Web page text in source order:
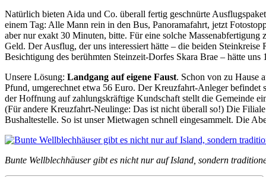
Natürlich bieten Aida und Co. überall fertig geschnürte
einem Tag: Alle Mann rein in den Bus, Panoramafahrt, jetzt
aber nur exakt 30 Minuten, bitte. Für eine solche
Geld. Der Ausflug, der uns interessiert hätte – die beiden
Besichtigung des berühmten Steinzeit-Dorfes Skara Brae – hätte uns
Unsere Lösung: Landgang auf eigene Faust. Schon von zu Hause
Pfund, umgerechnet etwa 56 Euro. Der Kreuzfahrt-Anleger
der Hoffnung auf zahlungskräftige Kundschaft stellt die Gemeinde
(Für andere Kreuzfahrt-Neulinge: Das ist nicht überall so!) Die
Bushaltestelle. So ist unser Mietwagen schnell eingesammelt. Die
Bunte Wellblechhäuser gibt es nicht nur auf Island, sondern